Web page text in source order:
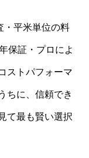
・平米単位の料
保証・プロによ
ストパフォーマ
ちに、信頼でき
て最も賢い選択